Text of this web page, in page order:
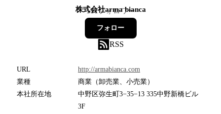
株式会社arma bianca
111フォロワー
フォロー
RSS
URL
http://armabianca.com
業種
商業（卸売業、小売業）
本社所在地
中野区弥生町3−35−13 335中野新橋ビル
3F